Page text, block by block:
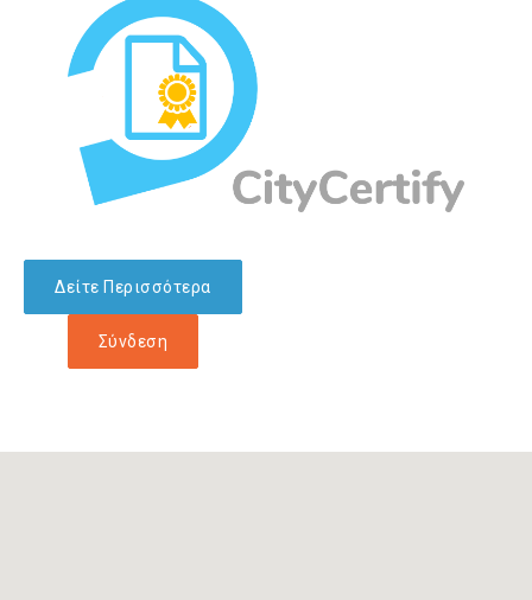
Δείτε Περισσότερα
Σύνδεση